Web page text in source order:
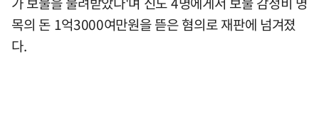
목의 돈 1억3000여만원을 뜯은 혐의로 재판에 넘겨졌
다.